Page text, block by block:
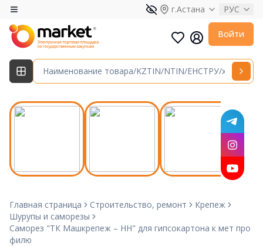
г.Астана РУС
Войти
Главная страница Строительство, ремонт
Крепеж
Шурупы и саморезы
Саморез "ТК Машкрепеж – НН" для гипсокартона к мет про
филю